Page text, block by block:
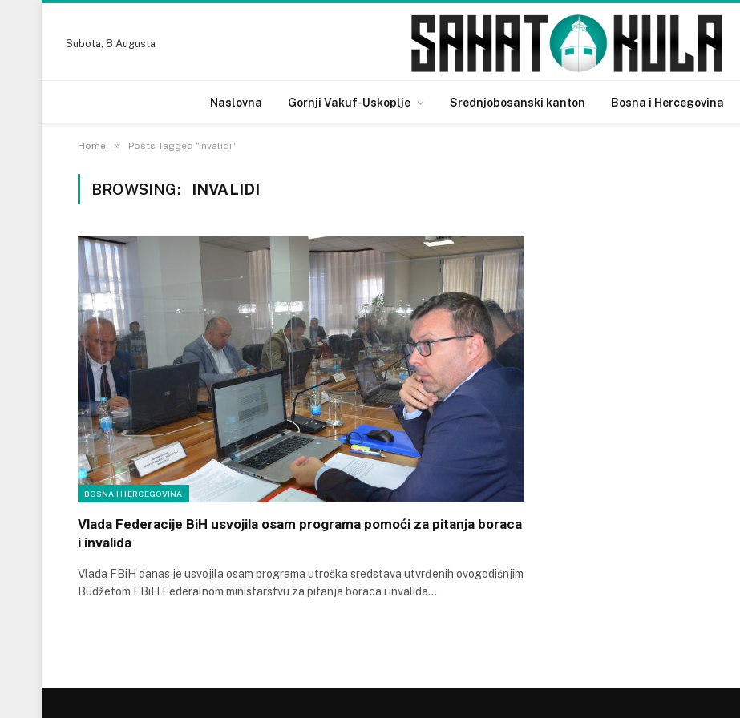
Subota, 8 Augusta
Naslovna Gornji Vakuf-Uskoplje Srednjobosanski kanton Bosna i Hercegovina
Home » Posts Tagged "invalidi"
BROWSING: INVALIDI
BOSNA I HERCEGOVINA
Vlada Federacije BiH usvojila osam programa pomoći za pitanja boraca
i invalida
Vlada FBiH danas je usvojila osam programa utroška sredstava utvrđenih ovogodišnjim
Budžetom FBiH Federalnom ministarstvu za pitanja boraca i invalida…